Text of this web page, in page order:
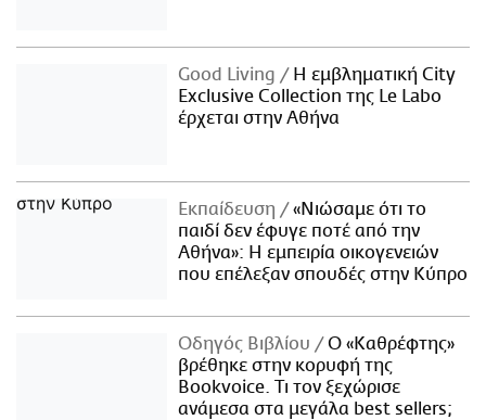
Good Living
Η εμβληματική City
Exclusive Collection της Le Labo
έρχεται στην Αθήνα
Εκπαίδευση
«Νιώσαμε ότι το
παιδί δεν έφυγε ποτέ από την
Αθήνα»: Η εμπειρία οικογενειών
που επέλεξαν σπουδές στην Κύπρο
Οδηγός Βιβλίου
Ο «Καθρέφτης»
βρέθηκε στην κορυφή της
Bookvoice. Τι τον ξεχώρισε
ανάμεσα στα μεγάλα best sellers;